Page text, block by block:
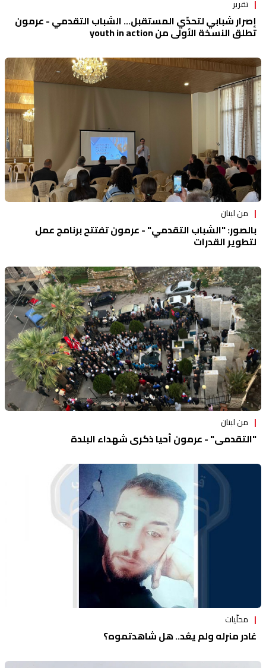
تقرير
إصرار شبابي لتحدّي المستقبل... الشباب التقدمي - عرمون
تطلق النسخة الأولى من youth in action
من لبنان
بالصور: "الشباب التقدمي" - عرمون تفتتح برنامج عمل
لتطوير القدرات
من لبنان
"التقدمي" - عرمون أحيا ذكرى شهداء البلدة
محلّيات
غادر منرله ولم يعُد.. هل شاهدتموه؟